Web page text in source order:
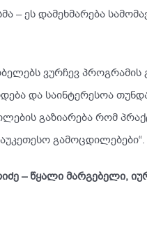
– ეს დამეხმარება
ვურჩევ პროგრამის
და საინტერესოა
გაზიარება რომ
გამოცდილებები“.
– წყალი მარგებელი,